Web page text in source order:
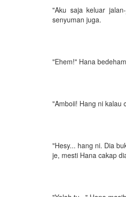
"Aku saja keluar
senyuman juga.
"Ehem!" Hana
"Amboii! Hang ni kalau
"Hesy... hang ni. Dia
je, mesti Hana cakap